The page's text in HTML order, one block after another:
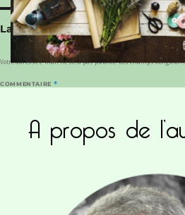
Laisser un commentaire
Votre adresse e-mail ne sera pas publiée.Les champs
COMMENTAIRE *
A propos de